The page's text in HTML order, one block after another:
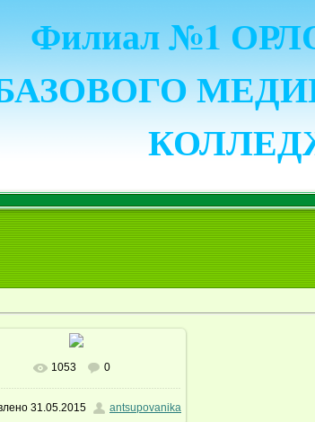
Филиал №1
В реальном размере
205.6Kb
1053 0
31.05.2015 antsupovanika